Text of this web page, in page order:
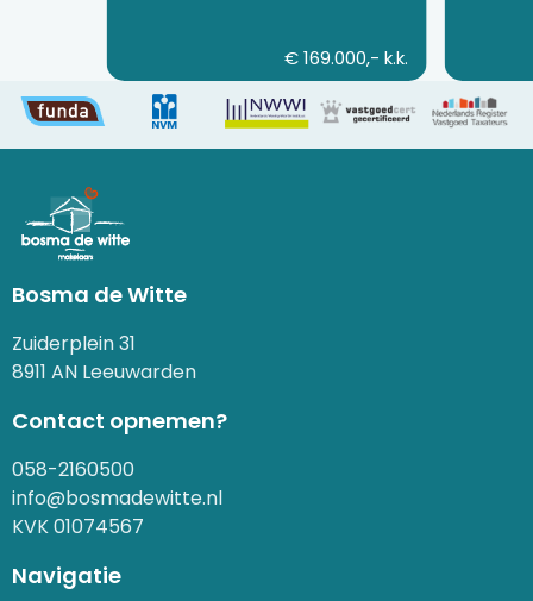
€ 169.000,- k.k.
Bosma de Witte
Zuiderplein 31
8911 AN Leeuwarden
Contact opnemen?
058-2160500
info@bosmadewitte.nl
KVK 01074567
Navigatie